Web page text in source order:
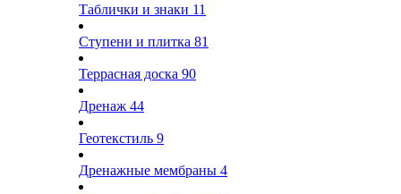
Таблички и знаки 11
Ступени и плитка 81
Террасная доска 90
Дренаж 44
Геотекстиль 9
Дренажные мембраны 4